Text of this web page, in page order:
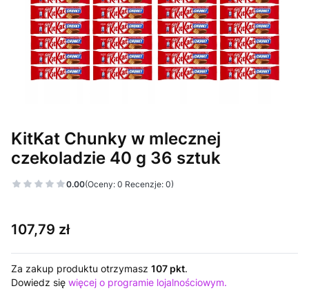
KitKat Chunky w mlecznej
czekoladzie 40 g 36 sztuk
0.00(Oceny: 0 Recenzje: 0)
Cena
107,79 zł
Za zakup produktu otrzymasz 107 pkt.
Dowiedz się więcej o programie lojalnościowym.